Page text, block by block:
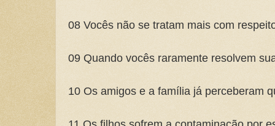
08 Vocês não se tratam mais com
09 Quando vocês raramente resolvem
10 Os amigos e a família já perceberam